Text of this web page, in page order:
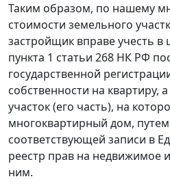
Таким образом, по нашему
стоимости земельного
застройщик вправе учесть в
пункта 1 статьи 268 НК РФ
государственной
собственности на квартиру,
участок (его часть), на
многоквартирный дом,
соответствующей записи в
реестр прав на недвижимое
ним.